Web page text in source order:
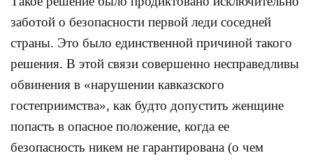
заботой о безопасности первой леди соседней
страны. Это было единственной причиной такого
решения. В этой связи совершенно несправедливы
обвинения в «нарушении кавказского
гостеприимства», как будто допустить женщине
попасть в опасное положение, когда ее
безопасность никем не гарантирована (о чем